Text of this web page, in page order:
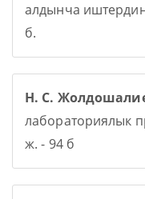
алдынча
б.
Н. С.
лабораториялык
ж. - 94 б